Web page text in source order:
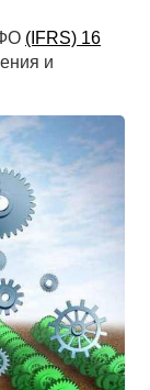
(IFRS) 16
и